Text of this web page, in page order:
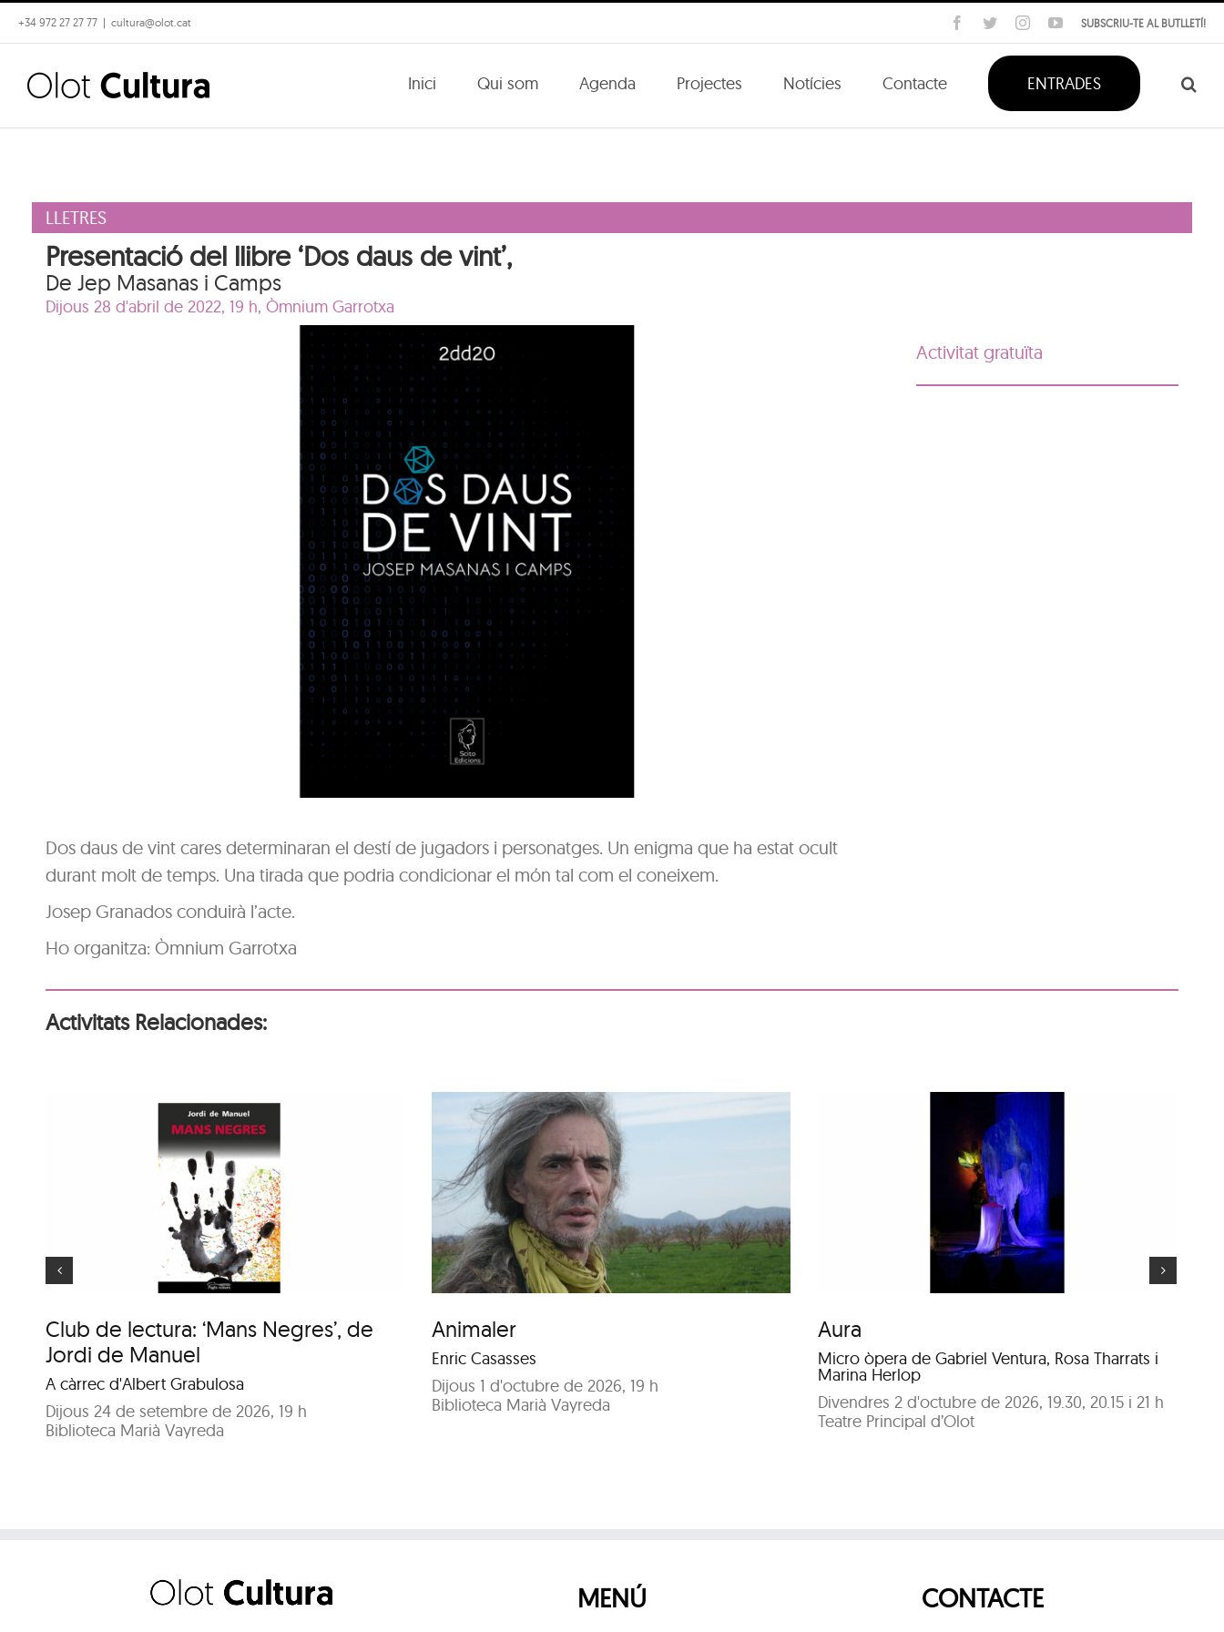
Skip
to
content
+34 972 27 27 77 | cultura@olot.cat SUBSCRIU-TE AL BUTLLETÍ!
Facebook
TwitterInstagramYouTube
Inici Qui som Agenda Projectes Notícies Contacte ENTRADES
LLETRES
Presentació del llibre ‘Dos daus de vint’,
De Jep Masanas i Camps
Dijous 28 d'abril de 2022, 19 h, Òmnium Garrotxa
Dos daus de vint cares determinaran el destí de jugadors i personatges. Un enigma que ha estat ocult
durant molt de temps. Una tirada que podria condicionar el món tal com el coneixem.
Josep Granados conduirà l’acte.
Ho organitza: Òmnium Garrotxa
Activitat gratuïta
Activitats Relacionades:
Club de lectura: ‘Mans Negres’, de
Jordi de Manuel
A càrrec d'Albert Grabulosa
Dijous 24 de setembre de 2026, 19 h
Biblioteca Marià Vayreda
Animaler
Animaler
Enric Casasses
Dijous 1 d'octubre de 2026, 19 h
Biblioteca Marià Vayreda
Aura
Aura
Micro òpera de Gabriel Ventura, Rosa Tharrats i
Marina Herlop
Divendres 2 d'octubre de 2026, 19.30, 20.15 i 21 h
Teatre Principal d’Olot
VVVVBBBBRRRR
MENÚ CONTACTE